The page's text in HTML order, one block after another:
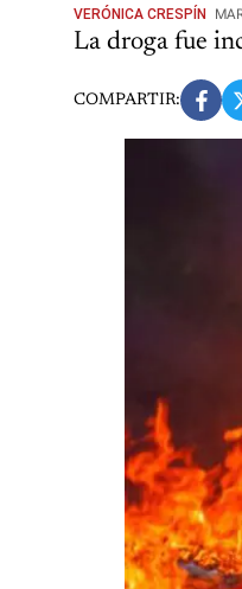
VERÓNICA CRESPÍN
La droga fue
COMPARTIR: